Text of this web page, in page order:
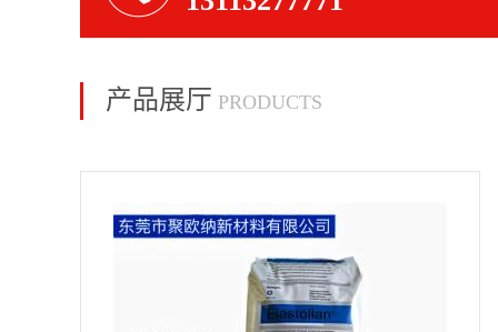
产品展厅 PRODUCTS